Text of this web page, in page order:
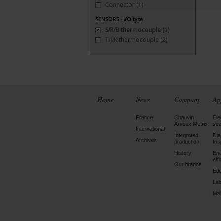
Connector (1)
SENSORS - I/O type
S/R/B thermocouple (1)
T/J/K thermocouple (2)
Home News
France
International
Archives
Company
Chauvin
Arnoux Metrix
Integrated
production
History
Our brands